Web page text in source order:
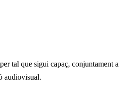
tal que sigui capaç,
audiovisual.